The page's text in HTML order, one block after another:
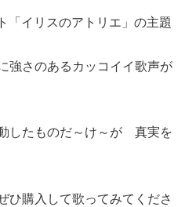
「イリスのアトリエ」の主題
強さのあるカッコイイ歌声が
したものだ～け～が 真実を
ひ購入して歌ってみてくださ